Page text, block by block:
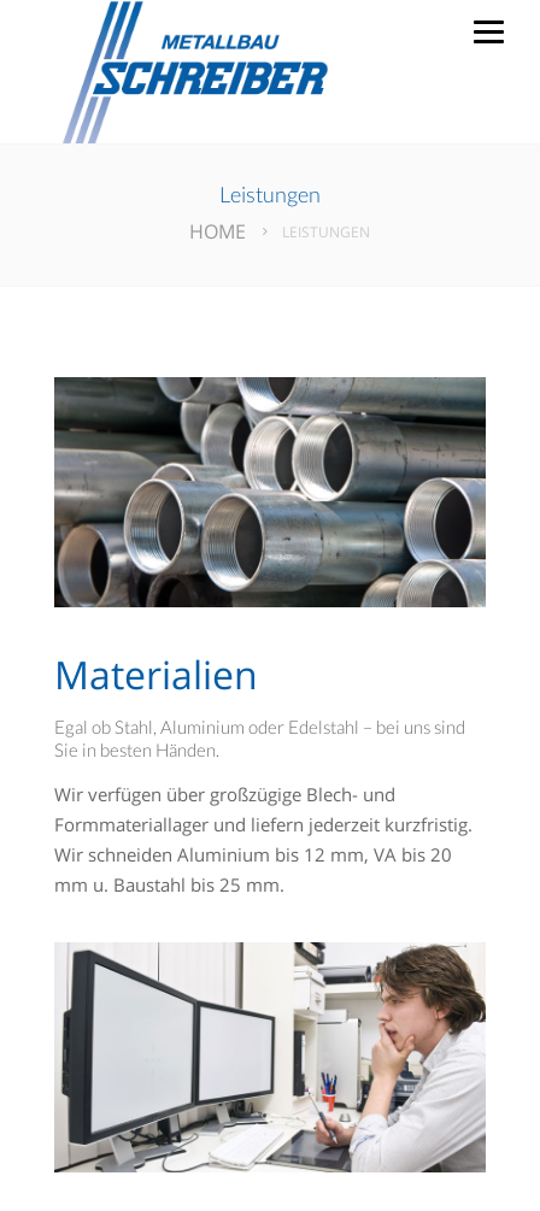
Leistungen
HOME
LEISTUNGEN
Materialien
Egal ob Stahl, Aluminium oder Edelstahl – bei uns sind
Sie in besten Händen.
Wir verfügen über großzügige Blech- und
Formmateriallager und liefern jederzeit kurzfristig.
Wir schneiden Aluminium bis 12 mm, VA bis 20
mm u. Baustahl bis 25 mm.